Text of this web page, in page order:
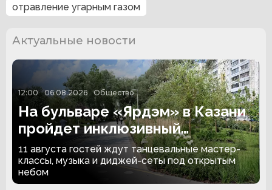
отравление угарным газом
Актуальные новости
12:00 06.08.2026 Общество
На бульваре «Ярдэм» в Казани
пройдет инклюзивный
танцевальный вечер
11 августа гостей ждут танцевальные мастер-
классы, музыка и диджей-сеты под открытым
небом